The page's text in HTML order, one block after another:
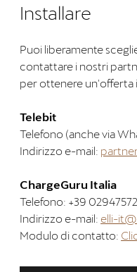
Installare
Puoi liberamente
contattare i nostri
per ottenere un'offerta
Telebit
Telefono (anche via
Indirizzo e-mail:
ChargeGuru Italia
Telefono: +39
Indirizzo e-mail: elli-
Modulo di contatto: